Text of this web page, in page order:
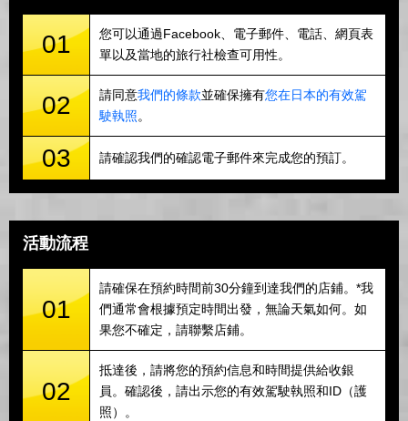
01
您可以通過Facebook、電子郵件、電話、網頁表
單以及當地的旅行社檢查可用性。
02 請同意我們的條款並確保擁有您在日本的有效駕
駛執照。
03 請確認我們的確認電子郵件來完成您的預訂。
活動流程
01
請確保在預約時間前30分鐘到達我們的店鋪。*我
們通常會根據預定時間出發，無論天氣如何。如
果您不確定，請聯繫店鋪。
02
抵達後，請將您的預約信息和時間提供給收銀
員。確認後，請出示您的有效駕駛執照和ID（護
照）。